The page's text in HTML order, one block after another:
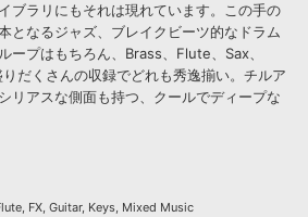
ブラリにもそれは現れています。この手の
となるジャズ、ブレイクビーツ的なドラム
ープはもちろん、Brass、Flute、Sax、
だくさんの収録でどれも秀逸揃い。チルア
リアスな側面も持つ、クールでディープな
FX, Guitar, Keys, Mixed Music